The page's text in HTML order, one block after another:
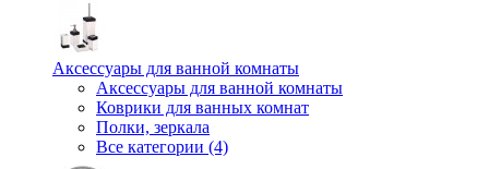
Аксессуары для ванной комнаты
Аксессуары для ванной комнаты
Коврики для ванных комнат
Полки, зеркала
Все категории (4)